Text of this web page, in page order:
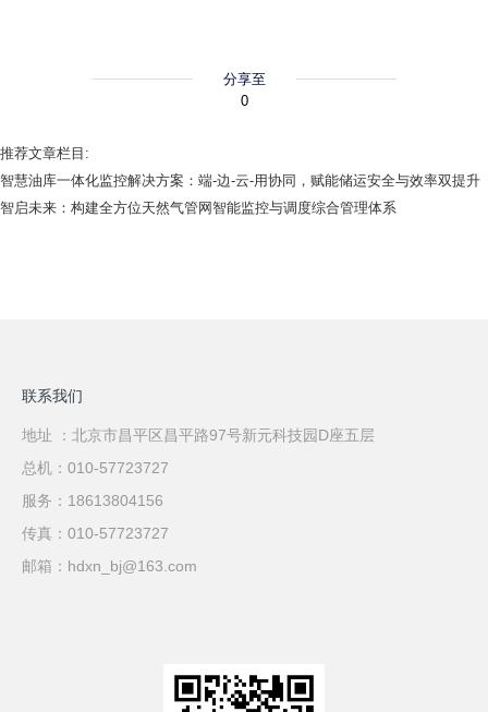
分享至
0
推荐文章栏目:
智慧油库一体化监控解决方案：端-边-云-用协同，赋能储运安全与效率双提升
智启未来：构建全方位天然气管网智能监控与调度综合管理体系
联系我们
地址 ：北京市昌平区昌平路97号新元科技园D座五层
总机：010-57723727
服务：18613804156
传真：010-57723727
邮箱：hdxn_bj@163.com